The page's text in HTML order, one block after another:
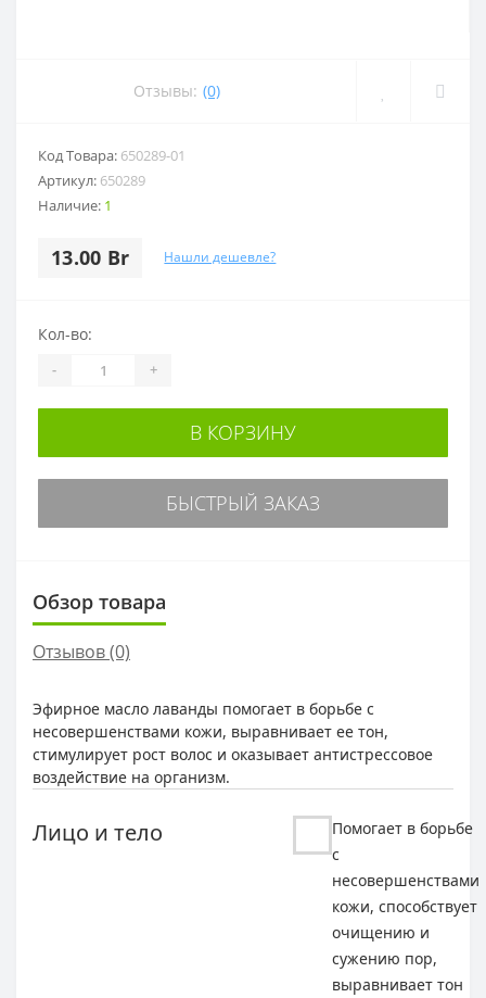
Отзывы: (0)
Код Товара: 650289-01
Артикул: 650289
Наличие: 1
13.00 Br Нашли дешевле?
Кол-во:
- +
В КОРЗИНУ
БЫСТРЫЙ ЗАКАЗ
Обзор товара
Отзывов (0)
Эфирное масло лаванды помогает в борьбе с
несовершенствами кожи, выравнивает ее тон,
стимулирует рост волос и оказывает антистрессовое
воздействие на организм.
Лицо и тело
Помогает в борьбе
с
несовершенствами
кожи, способствует
очищению и
сужению пор,
выравнивает тон